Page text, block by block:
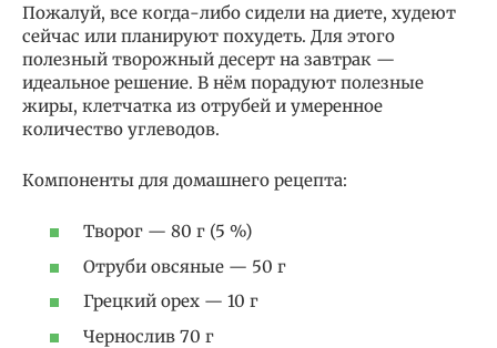
Пожалуй, все когда-либо сидели на диете, худеют
сейчас или планируют похудеть. Для этого
полезный творожный десерт на завтрак —
идеальное решение. В нём порадуют полезные
жиры, клетчатка из отрубей и умеренное
количество углеводов.
Компоненты для домашнего рецепта:
Творог — 80 г (5 %)
Отруби овсяные — 50 г
Грецкий орех — 10 г
Чернослив 70 г